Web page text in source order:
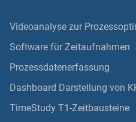
Videoanalyse zur
Software für Zeitaufnahmen
Prozessdatenerfassung
Dashboard Darstellung von
TimeStudy T1-Zeitbausteine